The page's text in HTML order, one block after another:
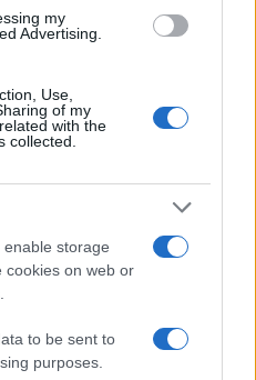
my
Advertising.
Use,
of my
with the
collected.
storage
cookies on web or
to be sent to
purposes.
σε ηλικία 26 ετών η
Πότε μπορεί να
να επιβληθεί φόρος
παροχές
να το πιστέψω» –
Αμερικανών που
Αφγανό στη